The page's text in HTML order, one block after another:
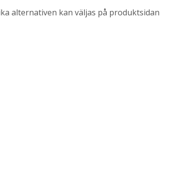
alternativen kan väljas på produktsidan